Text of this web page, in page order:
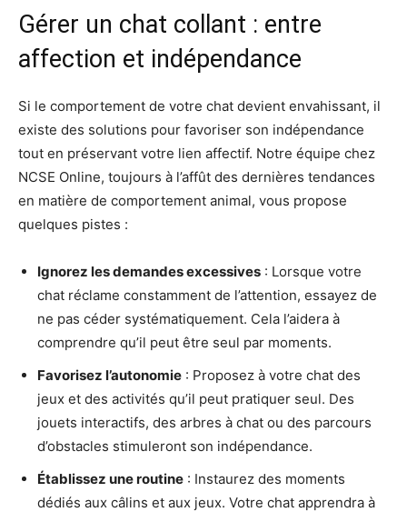
Gérer un chat collant : entre
affection et indépendance
Si le comportement de votre chat devient envahissant, il
existe des solutions pour favoriser son indépendance
tout en préservant votre lien affectif. Notre équipe chez
NCSE Online, toujours à l’affût des dernières tendances
en matière de comportement animal, vous propose
quelques pistes :
Ignorez les demandes excessives : Lorsque votre
chat réclame constamment de l’attention, essayez de
ne pas céder systématiquement. Cela l’aidera à
comprendre qu’il peut être seul par moments.
Favorisez l’autonomie : Proposez à votre chat des
jeux et des activités qu’il peut pratiquer seul. Des
jouets interactifs, des arbres à chat ou des parcours
d’obstacles stimuleront son indépendance.
Établissez une routine : Instaurez des moments
dédiés aux câlins et aux jeux. Votre chat apprendra à